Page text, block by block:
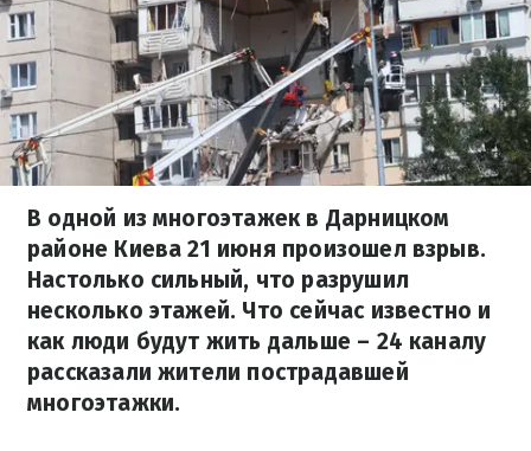
В одной из многоэтажек в Дарницком
районе Киева 21 июня произошел взрыв.
Настолько сильный, что разрушил
несколько этажей. Что сейчас известно и
как люди будут жить дальше – 24 каналу
рассказали жители пострадавшей
многоэтажки.